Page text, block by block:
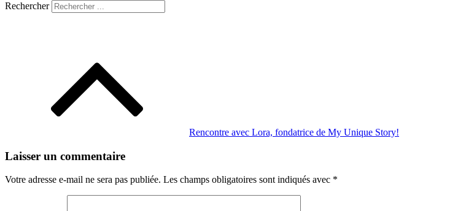
Rechercher
Rencontre avec Lora, fondatrice de My Unique Story!
Laisser un commentaire
Votre adresse e-mail ne sera pas publiée. Les champs obligatoires sont indiqués avec *